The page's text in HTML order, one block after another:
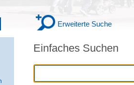
Erweiterte Suche
Einfaches Suchen